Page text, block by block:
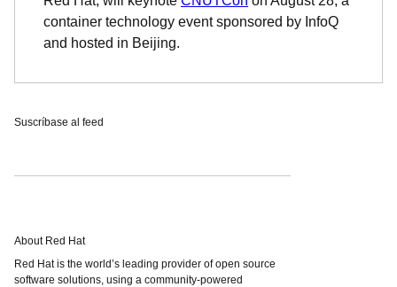
container technology event sponsored by InfoQ
and hosted in Beijing.
Suscríbase al feed
About Red Hat
Red Hat is the world’s leading provider of open source
software solutions, using a community-powered